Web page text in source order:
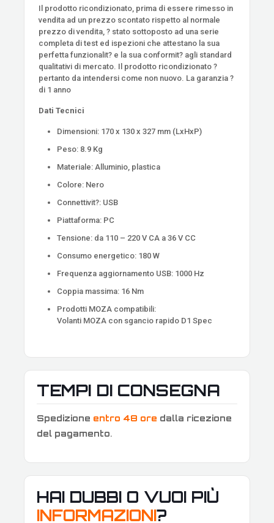
Il prodotto ricondizionato, prima di essere rimesso in
vendita ad un prezzo scontato rispetto al normale
prezzo di vendita, ? stato sottoposto ad una serie
completa di test ed ispezioni che attestano la sua
perfetta funzionalit? e la sua conformit? agli standard
qualitativi di mercato. Il prodotto ricondizionato ?
pertanto da intendersi come non nuovo. La garanzia ?
di 1 anno
Dati Tecnici
Dimensioni: 170 x 130 x 327 mm (LxHxP)
Peso: 8.9 Kg
Materiale: Alluminio, plastica
Colore: Nero
Connettivit?: USB
Piattaforma: PC
Tensione: da 110 – 220 V CA a 36 V CC
Consumo energetico: 180 W
Frequenza aggiornamento USB: 1000 Hz
Coppia massima: 16 Nm
Prodotti MOZA compatibili:
Volanti MOZA con sgancio rapido D1 Spec
TEMPI DI CONSEGNA
Spedizione entro 48 ore dalla ricezione
del pagamento.
HAI DUBBI O VUOI PIÙ
INFORMAZIONI?